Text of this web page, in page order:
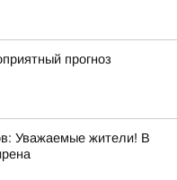
прогноз
Уважаемые жители! В